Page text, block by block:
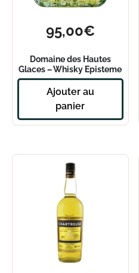
95,00€
Domaine des Hautes
Glaces – Whisky Episteme
B17P25 Rond – 50 cl
Ajouter au
panier